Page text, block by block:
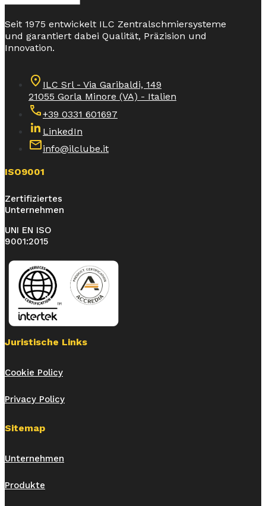
Seit 1975 entwickelt ILC Zentralschmiersysteme
und garantiert dabei Qualität, Präzision und
Innovation.
ILC Srl - Via Garibaldi, 149
21055 Gorla Minore (VA) - Italien
+39 0331 601697
LinkedIn
info@ilclube.it
ISO9001
Zertifiziertes
Unternehmen
UNI EN ISO
9001:2015
Juristische Links
Cookie Policy
Privacy Policy
Sitemap
Unternehmen
Produkte